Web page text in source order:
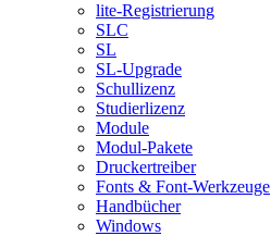
lite-Registrierung
SLC
SL
SL-Upgrade
Schullizenz
Studierlizenz
Module
Modul-Pakete
Druckertreiber
Fonts & Font-Werkzeuge
Handbücher
Windows